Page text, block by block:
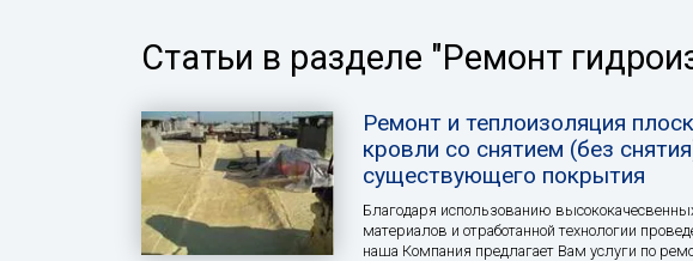
Статьи в разделе "Ремонт
Ремонт и теплоизоляция
кровли со снятием (без
существующего покрытия
Благодаря использованию
материалов и отработанной технологии
наша Компания предлагает Вам услуги по